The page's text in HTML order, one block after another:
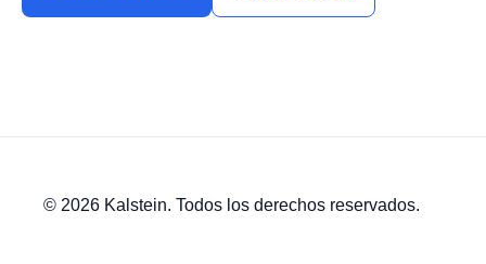
© 2026 Kalstein. Todos los derechos reservados.